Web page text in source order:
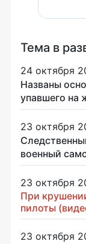
Тема в
24 октября
Названы
упавшего на
23 октября
военный
23 октября
При
пилоты
23 октября